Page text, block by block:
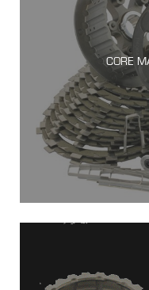
CORE